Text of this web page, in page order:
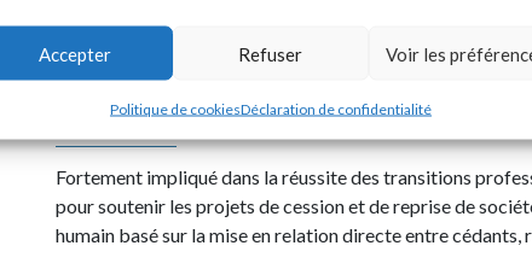
Accepter Refuser Voir les
Politique de cookiesDéclaration de confidentialité
Sécuriser et faciliter la
pérenniser le tissu économique
Fortement impliqué dans la réussite des transitions
pour soutenir les projets de cession et de reprise de
humain basé sur la mise en relation directe entre cédants,